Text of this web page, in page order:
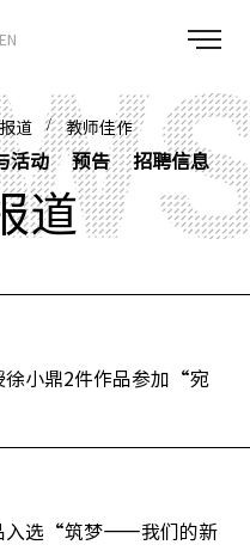
EN
道 /教师佳作
活动 预告 招聘信息
道
徐小鼎2件作品参加“宛
入选“筑梦——我们的新